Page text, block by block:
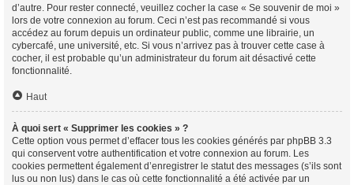
d’autre. Pour rester connecté, veuillez cocher la case « Se souvenir de moi »
lors de votre connexion au forum. Ceci n’est pas recommandé si vous
accédez au forum depuis un ordinateur public, comme une librairie, un
cybercafé, une université, etc. Si vous n’arrivez pas à trouver cette case à
cocher, il est probable qu’un administrateur du forum ait désactivé cette
fonctionnalité.
Haut
À quoi sert « Supprimer les cookies » ?
Cette option vous permet d’effacer tous les cookies générés par phpBB 3.3
qui conservent votre authentification et votre connexion au forum. Les
cookies permettent également d’enregistrer le statut des messages (s’ils sont
lus ou non lus) dans le cas où cette fonctionnalité a été activée par un